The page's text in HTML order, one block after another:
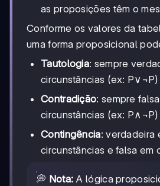
as proposições têm o
Conforme os valores da
uma forma proposicional
Tautologia: sempre
circunstâncias (ex: P∨¬P)
Contradição: sempre
circunstâncias (ex: P∧¬P)
Contingência: verdadeira
circunstâncias e falsa em
💭 Nota: A lógica